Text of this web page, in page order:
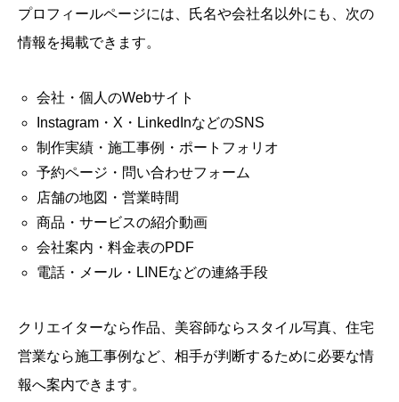
プロフィールページには、氏名や会社名以外にも、次の
情報を掲載できます。
会社・個人のWebサイト
Instagram・X・LinkedInなどのSNS
制作実績・施工事例・ポートフォリオ
予約ページ・問い合わせフォーム
店舗の地図・営業時間
商品・サービスの紹介動画
会社案内・料金表のPDF
電話・メール・LINEなどの連絡手段
クリエイターなら作品、美容師ならスタイル写真、住宅
営業なら施工事例など、相手が判断するために必要な情
報へ案内できます。